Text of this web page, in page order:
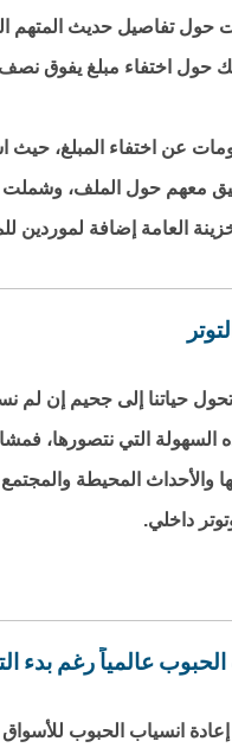
حول تفاصيل حديث
حول اختفاء مبلغ يفوق
عن اختفاء المبلغ،
معهم حول الملف،
العامة إضافة لموردين
حياتنا إلى جحيم إن لم
السهولة التي نتصورها،
والأحداث المحيطة
داخلي.
عالمياً رغم بدء
انسياب الحبوب للأسواق